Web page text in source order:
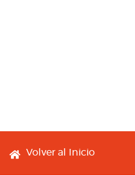
Footer menu
Volver al Inicio